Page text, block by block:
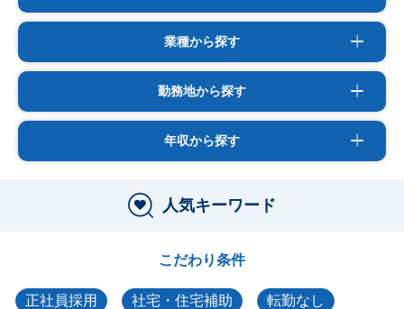
業種から探す
勤務地から探す
年収から探す
人気キーワード
こだわり条件
正社員採用 社宅・住宅補助 転勤なし